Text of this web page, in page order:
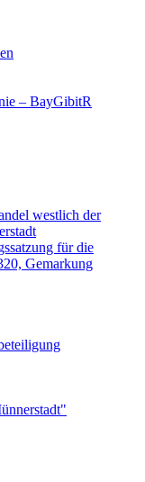
– BayGibitR
westlich der
für die
Gemarkung